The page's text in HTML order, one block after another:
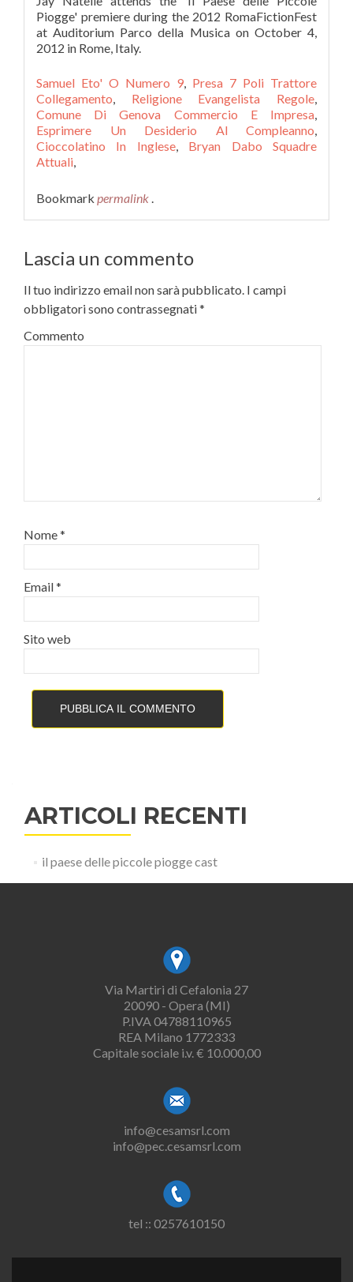
Samuel Eto' O Numero 9, Presa 7 Poli Trattore
Collegamento, Religione Evangelista Regole,
Comune Di Genova Commercio E Impresa,
Esprimere Un Desiderio Al Compleanno,
Cioccolatino In Inglese, Bryan Dabo Squadre
Attuali,
Bookmark permalink .
Lascia un commento
Il tuo indirizzo email non sarà pubblicato. I campi
obbligatori sono contrassegnati*
Commento
Nome*
Email*
Sito web
ARTICOLI RECENTI
il paese delle piccole piogge cast
Via Martiri di Cefalonia 27
20090 - Opera (MI)
P.IVA 04788110965
REA Milano 1772333
Capitale sociale i.v. € 10.000,00
info@cesamsrl.com
info@pec.cesamsrl.com
tel :: 0257610150